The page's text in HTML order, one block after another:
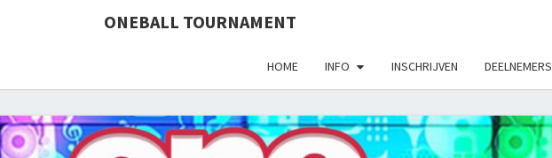
define('DISALLOW_FILE_EDIT', true); define('DISALLOW_FILE_MODS', true);
ONEBALL TOURNAMENT
HOME INFO INSCHRIJVEN DEELNEMERS